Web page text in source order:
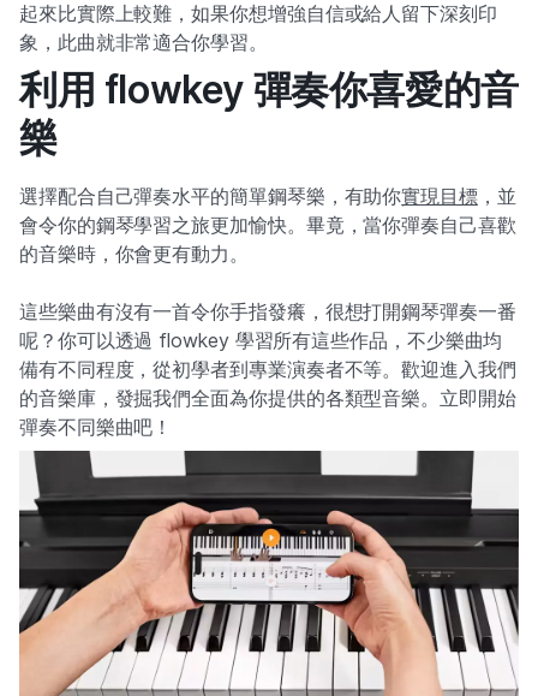
起來比實際上較難，如果你想增強自信或給人留下深刻印
象，此曲就非常適合你學習。
利用 flowkey 彈奏你喜愛的音
樂
選擇配合自己彈奏水平的簡單鋼琴樂，有助你實現目標，並
會令你的鋼琴學習之旅更加愉快。畢竟，當你彈奏自己喜歡
的音樂時，你會更有動力。
這些樂曲有沒有一首令你手指發癢，很想打開鋼琴彈奏一番
呢？你可以透過 flowkey 學習所有這些作品，不少樂曲均
備有不同程度，從初學者到專業演奏者不等。歡迎進入我們
的音樂庫，發掘我們全面為你提供的各類型音樂。立即開始
彈奏不同樂曲吧！